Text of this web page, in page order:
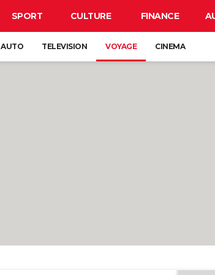
SPORT CULTURE FINANCE
AUTO TELEVISION VOYAGE CINEMA